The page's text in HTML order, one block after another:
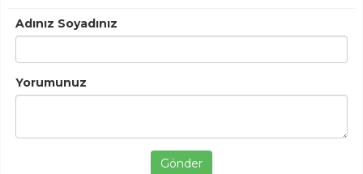
Adınız Soyadınız
Yorumunuz
Gönder